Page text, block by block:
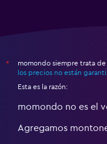
*
momondo siempre trata
los precios no están
Esta es la razón:
momondo no es el
Agregamos